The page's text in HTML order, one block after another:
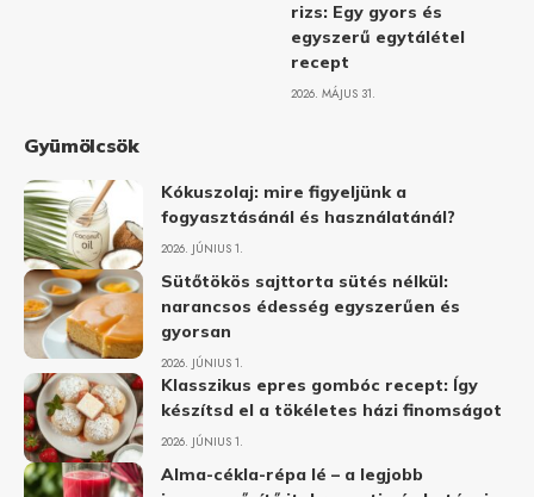
rizs: Egy gyors és
egyszerű egytálétel
recept
2026. MÁJUS 31.
Gyümölcsök
Kókuszolaj: mire figyeljünk a
fogyasztásánál és használatánál?
2026. JÚNIUS 1.
Sütőtökös sajttorta sütés nélkül:
narancsos édesség egyszerűen és
gyorsan
2026. JÚNIUS 1.
Klasszikus epres gombóc recept: Így
készítsd el a tökéletes házi finomságot
2026. JÚNIUS 1.
Alma-cékla-répa lé – a legjobb